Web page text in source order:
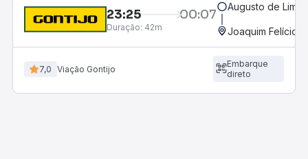
23:25 00:07
Duração: 42m
Augusto de Lima,
Joaquim Felício,
7,0 Viação Gontijo
Embarque
direto